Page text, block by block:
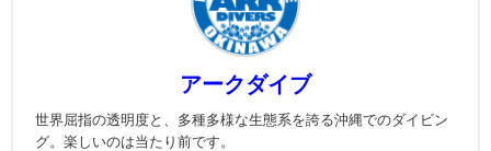
アークダイブ
世界屈指の透明度と、多種多様な生態系を誇る沖縄でのダイビン
グ。楽しいのは当たり前です。